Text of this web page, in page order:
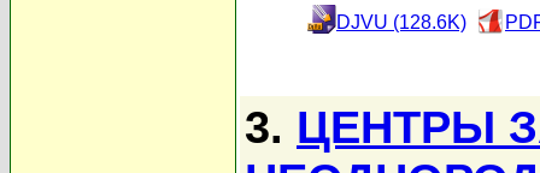
DJVU (128.6K)
3. ЦЕНТРЫ